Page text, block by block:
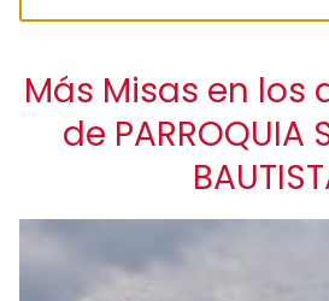
Más Misas en los
de PARROQUIA